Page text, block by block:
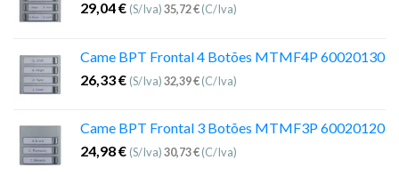
29,04€ (S/Iva)35,72€(C/Iva)
Came BPT Frontal 4 Botões MTMF4P 60020130
26,33€ (S/Iva)32,39€(C/Iva)
Came BPT Frontal 3 Botões MTMF3P 60020120
24,98€ (S/Iva)30,73€(C/Iva)